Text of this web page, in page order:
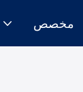
مخصص